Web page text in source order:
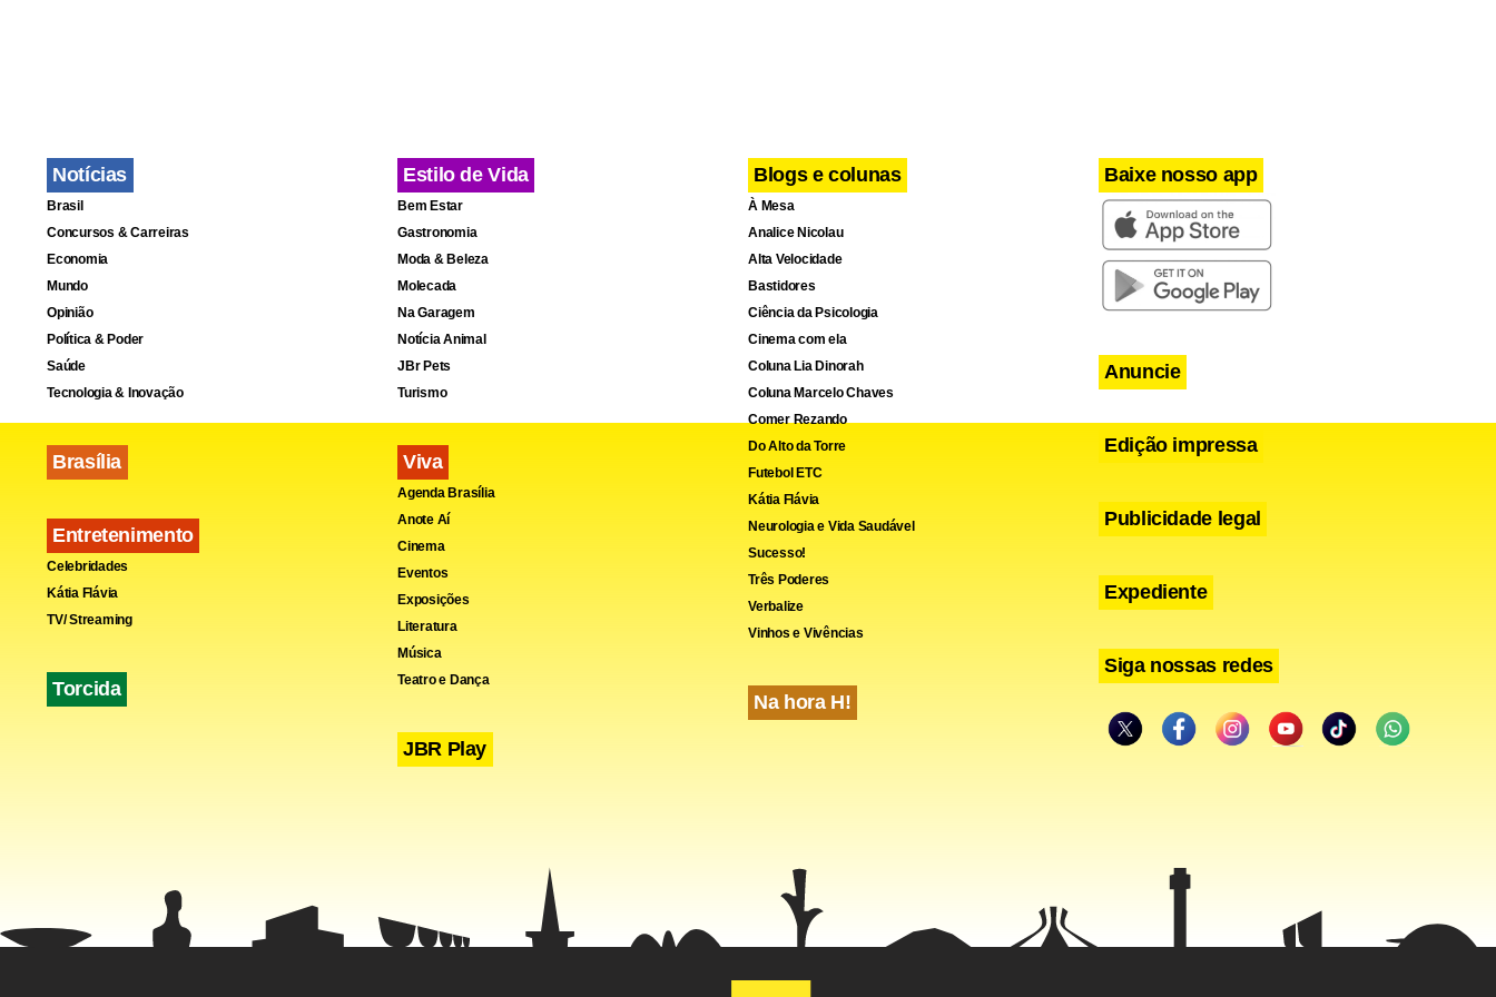
Facebook
WhatsApp Telegram
Share
Notícias
Brasil
Concursos & Carreiras
Economia
Mundo
Opinião
Política & Poder
Saúde
Tecnologia & Inovação
Brasília
Entretenimento
Celebridades
Kátia Flávia
TV/ Streaming
Torcida
Estilo de Vida
Bem Estar
Gastronomia
Moda & Beleza
Molecada
Na Garagem
Notícia Animal
JBr Pets
Turismo
Viva
Agenda Brasília
Anote Aí
Cinema
Eventos
Exposições
Literatura
Música
Teatro e Dança
JBR Play
Blogs e colunas
À Mesa
Analice Nicolau
Alta Velocidade
Bastidores
Ciência da Psicologia
Cinema com ela
Coluna Lia Dinorah
Coluna Marcelo Chaves
Comer Rezando
Do Alto da Torre
Futebol ETC
Kátia Flávia
Neurologia e Vida Saudável
Sucesso!
Três Poderes
Verbalize
Vinhos e Vivências
Na hora H!
Baixe nosso app
Anuncie
Edição impressa
Publicidade legal
Expediente
Siga nossas redes